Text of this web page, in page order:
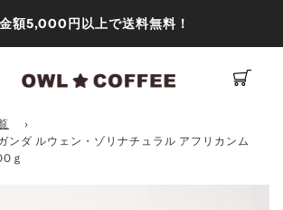
額5,000円以上で送料無料！
›
ンダ ルウェン・ゾリナチュラル アフリカンム
ｇ